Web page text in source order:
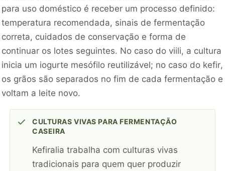
para uso doméstico é receber um processo definido:
temperatura recomendada, sinais de fermentação
correta, cuidados de conservação e forma de
continuar os lotes seguintes. No caso do viili, a cultura
inicia um iogurte mesófilo reutilizável; no caso do kefir,
os grãos são separados no fim de cada fermentação e
voltam a leite novo.
CULTURAS VIVAS PARA FERMENTAÇÃO
CASEIRA
Kefiralia trabalha com culturas vivas
tradicionais para quem quer produzir